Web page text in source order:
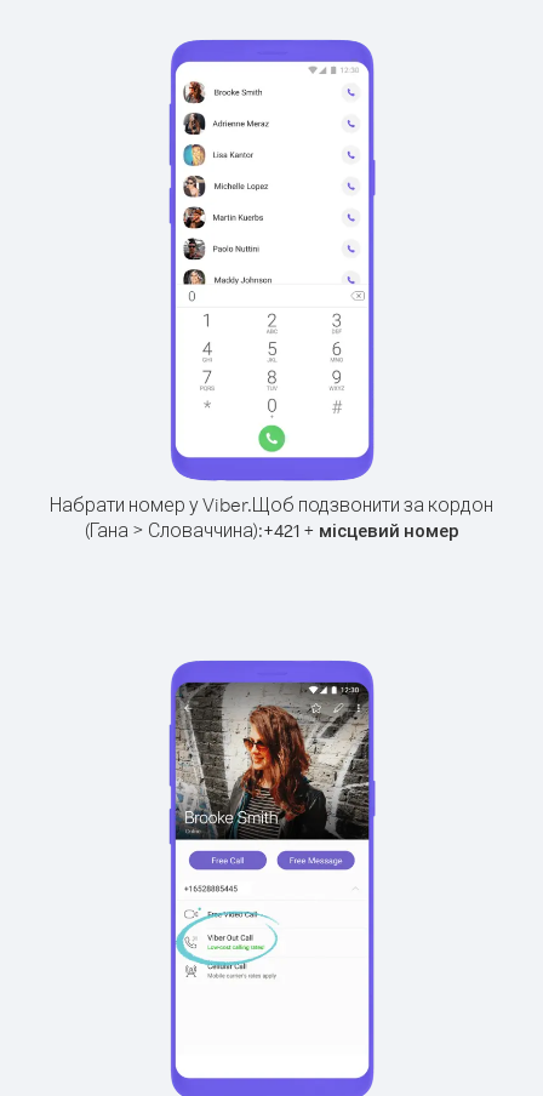
Набрати номер у Viber.Щоб подзвонити за кордон
(Гана > Словаччина):+421+ місцевий номер